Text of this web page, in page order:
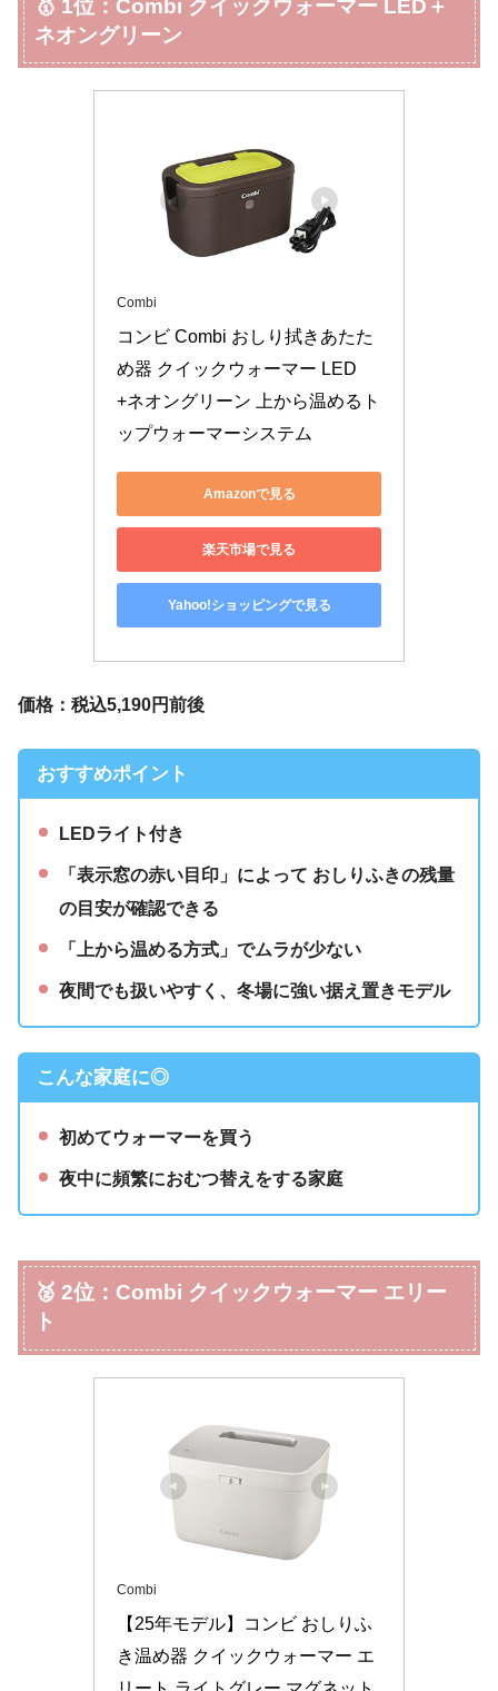
🥇 1位：Combi クイックウォーマー LED＋
ネオングリーン
Combi
コンビ Combi おしり拭きあたた
め器 クイックウォーマー LED
+ネオングリーン 上から温めるト
ップウォーマーシステム
Amazonで見る
楽天市場で見る
Yahoo!ショッピングで見る
価格：税込5,190円前後
おすすめポイント
LEDライト付き
「表示窓の赤い目印」によって おしりふきの残量
の目安が確認できる
「上から温める方式」でムラが少ない
夜間でも扱いやすく、冬場に強い据え置きモデル
こんな家庭に◎
初めてウォーマーを買う
夜中に頻繁におむつ替えをする家庭
🥈2位：Combi クイックウォーマー エリー
ト
Combi
【25年モデル】コンビ おしりふ
き温め器 クイックウォーマー エ